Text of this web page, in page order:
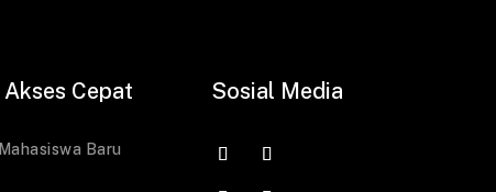
Akses Cepat
Mahasiswa Baru
Sosial Media